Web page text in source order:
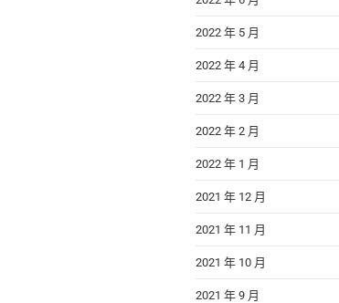
2022 年 5 月
2022 年 4 月
2022 年 3 月
2022 年 2 月
2022 年 1 月
2021 年 12 月
2021 年 11 月
2021 年 10 月
2021 年 9 月